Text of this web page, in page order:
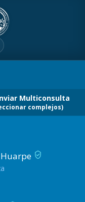
Multiconsulta
complejos)